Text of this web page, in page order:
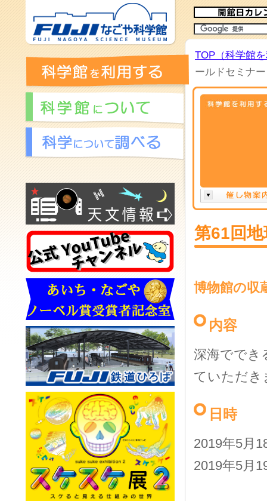
TOP（科学館
ールドセミナー
第61回
博物館の収
内容
深海ででき
ていただき
日時
2019年5月
2019年5月